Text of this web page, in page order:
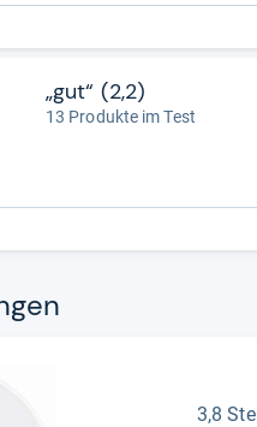
„gut“ (2,2)
13 Produkte im Test
3,8